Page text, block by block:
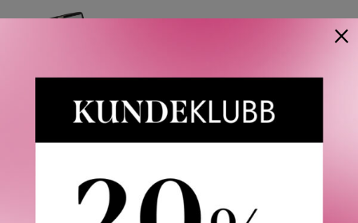
BROWGAME COSMETICS
SIGNATURE LED POCKET
MIRROR
×